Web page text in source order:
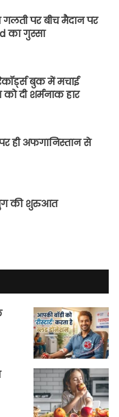
पर बीच मैदान पर
का गुस्सा
बुक में मचाई
दी शर्मनाक हार
ही अफगानिस्तान से
की शुरुआत